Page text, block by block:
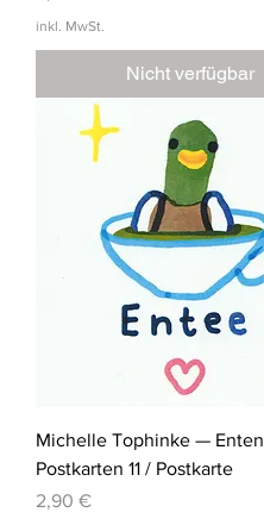
inkl. MwSt.
Nicht verfügbar
Michelle Tophinke — Enten
Postkarten 11 / Postkarte
Preis
2,90 €